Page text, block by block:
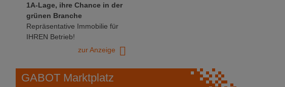
1A-Lage, ihre Chance in der
grünen Branche
Repräsentative Immobilie für
IHREN Betrieb!
zur Anzeige
GABOT Marktplatz